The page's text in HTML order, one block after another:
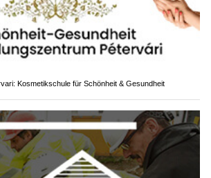
Kosmetikschule für Schönheit & Gesundheit